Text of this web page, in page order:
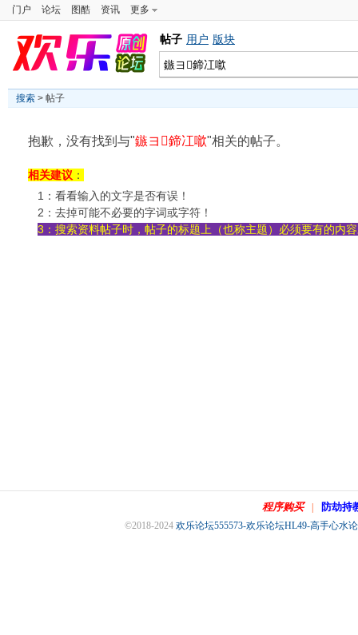
门户 论坛 图酷 资讯 更多
帖子 用户 版块
搜索 > 帖子
抱歉，没有找到与"鏃ヨ鍗冮噷"相关的帖子。
相关建议 ：
1：看看输入的文字是否有误！
2：去掉可能不必要的字词或字符！
3：搜索资料帖子时，帖子的标题上（也称主题）必须要有的内
程序购买 防劫持
©2018-2024 欢乐论坛555573-欢乐论坛HL49-高手心水